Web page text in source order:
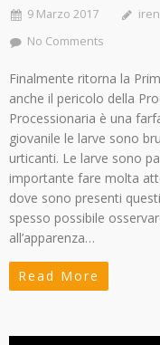
9 Marzo 2017
No Comments
Finalmente ritorna la
anche il pericolo della
Processionaria è una
giovanile le larve sono
urticanti. Le larve sono
importante fare molta
dove sono presenti
spesso possibile
all’apparenza…
Read More